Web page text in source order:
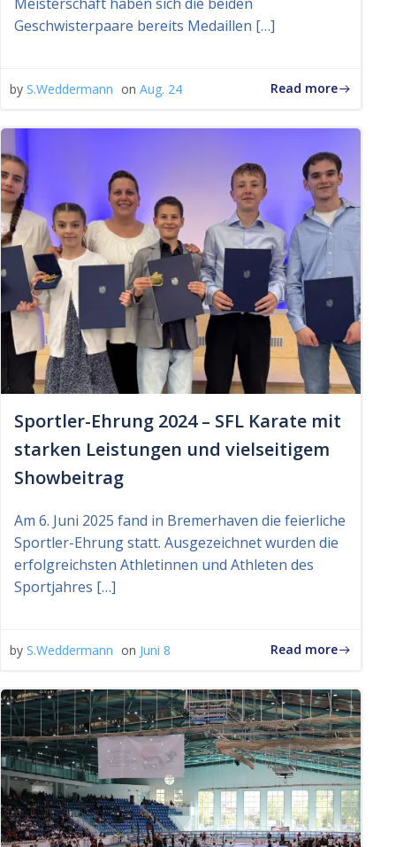
Geschwisterpaare bereits Medaillen […]
by S.Weddermann on Aug. 24 Read more
Sportler-Ehrung 2024 – SFL Karate mit
starken Leistungen und vielseitigem
Showbeitrag
Am 6. Juni 2025 fand in Bremerhaven die feierliche
Sportler-Ehrung statt. Ausgezeichnet wurden die
erfolgreichsten Athletinnen und Athleten des
Sportjahres […]
by S.Weddermann on Juni 8 Read more